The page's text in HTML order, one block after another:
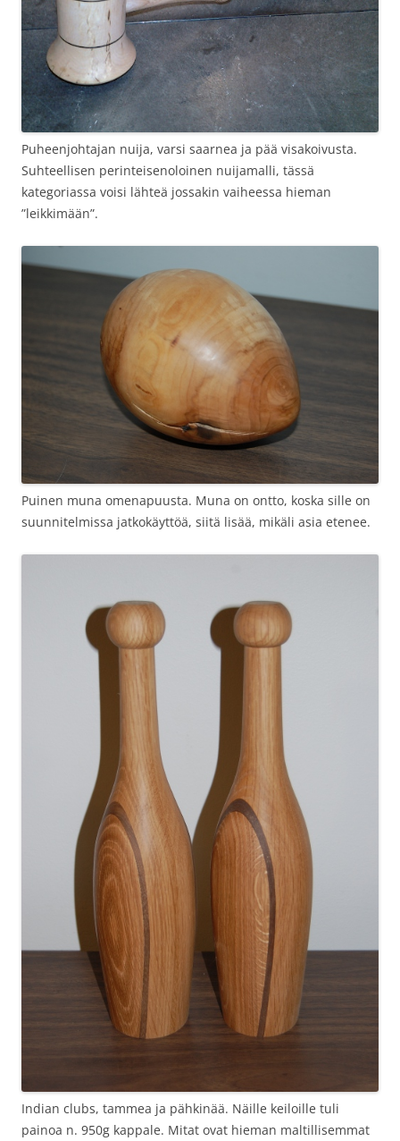
Puheenjohtajan nuija, varsi saarnea ja pää visakoivusta.
Suhteellisen perinteisenoloinen nuijamalli, tässä
kategoriassa voisi lähteä jossakin vaiheessa hieman
”leikkimään”.
Puinen muna omenapuusta. Muna on ontto, koska sille on
suunnitelmissa jatkokäyttöä, siitä lisää, mikäli asia etenee.
Indian clubs, tammea ja pähkinää. Näille keiloille tuli
painoa n. 950g kappale. Mitat ovat hieman maltillisemmat